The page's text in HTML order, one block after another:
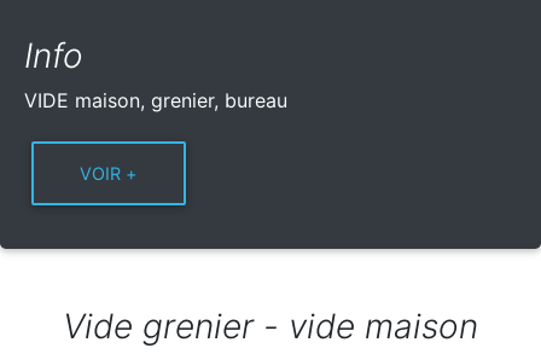
Info
VIDE maison, grenier, bureau
Vide grenier - vide maison